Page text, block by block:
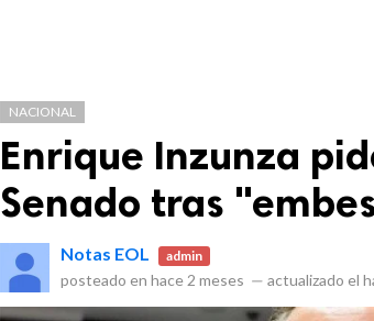
NACIONAL
Enrique Inzunza
Senado tras
Notas EOL admin
posteado en hace 2 meses — actualizado el